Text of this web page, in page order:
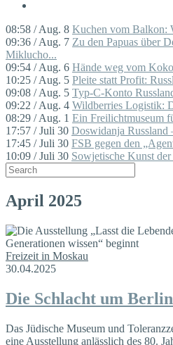
08:58 / Aug. 8 Kuchen vom Balkon:
09:36 / Aug. 7 Zu den Papuas über
Miklucho...
09:54 / Aug. 6 Hände weg vom
10:25 / Aug. 5 Pleite statt Profit:
09:08 / Aug. 5 Typ-C-Konto
09:22 / Aug. 4 Wildberries Logistik:
08:29 / Aug. 1 Ein Freilichtmuseum
17:57 / Juli 30 Doswidanja Russland
17:45 / Juli 30 FSB gegen den
10:09 / Juli 30 Sowjetische Kunst
April 2025
Freizeit in Moskau
30.04.2025
Die Schlacht um
Das Jüdische Museum und
eine Ausstellung anlässlich des 80.